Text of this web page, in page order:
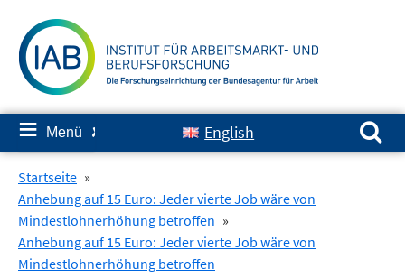
zum
Inhalt
≡ Menü ✘ English
Suchen nach:
Startseite »
Anhebung auf 15 Euro: Jeder vierte Job wäre von
Mindestlohnerhöhung betroffen »
Anhebung auf 15 Euro: Jeder vierte Job wäre von
Mindestlohnerhöhung betroffen